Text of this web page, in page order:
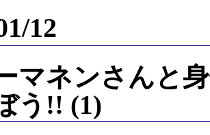
12
マネンさんと
う!! (1)